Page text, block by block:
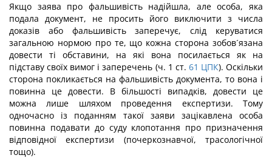
Якщо заява про фальшивість надійшла, але особа, яка
подала документ, не просить його виключити з числа
доказів або фальшивість заперечує, слід керуватися
загальною нормою про те, що кожна сторона зобов´язана
довести ті обставини, на які вона посилається як на
підставу своїх вимог і заперечень (ч. 1 ст. 61 ЦПК). Оскільки
сторона покликається на фальшивість документа, то вона і
повинна це довести. В більшості випадків, довести це
можна лише шляхом проведення експертизи. Тому
одночасно із поданням такої заяви зацікавлена особа
повинна подавати до суду клопотання про призначення
відповідної експертизи (почеркознавчої, трасологічної
тощо).